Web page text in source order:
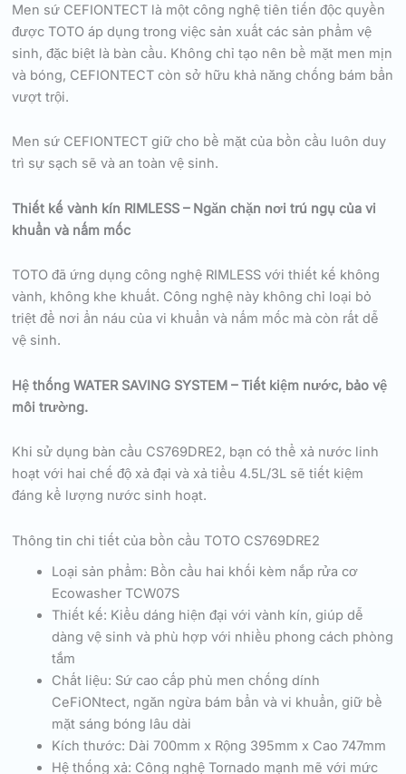
Men sứ CEFIONTECT là một công nghệ tiên tiến độc quyền
được TOTO áp dụng trong việc sản xuất các sản phẩm vệ
sinh, đặc biệt là bàn cầu. Không chỉ tạo nên bề mặt men mịn
và bóng, CEFIONTECT còn sở hữu khả năng chống bám bẩn
vượt trội.
Men sứ CEFIONTECT giữ cho bề mặt của bồn cầu luôn duy
trì sự sạch sẽ và an toàn vệ sinh.
Thiết kế vành kín RIMLESS – Ngăn chặn nơi trú ngụ của vi
khuẩn và nấm mốc
TOTO đã ứng dụng công nghệ RIMLESS với thiết kế không
vành, không khe khuất. Công nghệ này không chỉ loại bỏ
triệt để nơi ẩn náu của vi khuẩn và nấm mốc mà còn rất dễ
vệ sinh.
Hệ thống WATER SAVING SYSTEM – Tiết kiệm nước, bảo vệ
môi trường.
Khi sử dụng bàn cầu CS769DRE2, bạn có thể xả nước linh
hoạt với hai chế độ xả đại và xả tiểu 4.5L/3L sẽ tiết kiệm
đáng kể lượng nước sinh hoạt.
Thông tin chi tiết của bồn cầu TOTO CS769DRE2
Loại sản phẩm: Bồn cầu hai khối kèm nắp rửa cơ
Ecowasher TCW07S
Thiết kế: Kiểu dáng hiện đại với vành kín, giúp dễ
dàng vệ sinh và phù hợp với nhiều phong cách phòng
tắm
Chất liệu: Sứ cao cấp phủ men chống dính
CeFiONtect, ngăn ngừa bám bẩn và vi khuẩn, giữ bề
mặt sáng bóng lâu dài
Kích thước: Dài 700mm x Rộng 395mm x Cao 747mm
Hệ thống xả: Công nghệ Tornado mạnh mẽ với mức